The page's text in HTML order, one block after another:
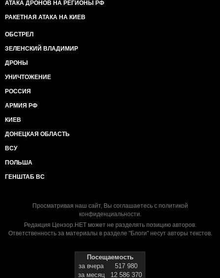
АТАКА ДРОНОВ НА РЕГИОНЫ РФ
РАКЕТНАЯ АТАКА НА КИЕВ
ОБСТРЕЛ
ЗЕЛЕНСКИЙ ВЛАДИМИР
ДРОНЫ
УНИЧТОЖЕНИЕ
РОССИЯ
АРМИЯ РФ
КИЕВ
ДОНЕЦКАЯ ОБЛАСТЬ
ВСУ
ПОЛЬША
ГЕНШТАБ ВС
Просматривая наш сайт, Вы соглашаетесь с политикой
конфиденциальности.
Редакция Цензор.НЕТ может не разделять позицию авторов.
Ответственность за материалы в разделе "Блоги" несут авторы текстов.
Посещаемость
за вчера
517 980
за месяц
12 586 370